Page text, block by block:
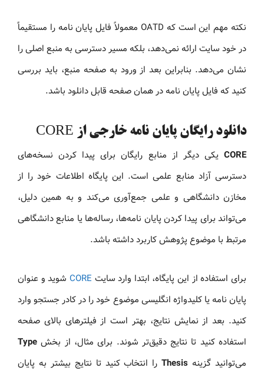
نکته مهم این است که OATD معمولاً فایل پایان نامه را مستقیماً
در خود سایت ارائه نمی‌دهد، بلکه مسیر دسترسی به منبع اصلی را
نشان می‌دهد. بنابراین بعد از ورود به صفحه منبع، باید بررسی
کنید که فایل پایان نامه در همان صفحه قابل دانلود باشد.
دانلود رایگان پایان نامه خارجی از CORE
CORE یکی دیگر از منابع رایگان برای پیدا کردن نسخه‌های
دسترسی آزاد منابع علمی است. این پایگاه اطلاعات خود را از
مخازن دانشگاهی و علمی جمع‌آوری می‌کند و به همین دلیل،
می‌تواند برای پیدا کردن پایان نامه‌ها، رساله‌ها یا منابع دانشگاهی
مرتبط با موضوع پژوهش کاربرد داشته باشد.
برای استفاده از این پایگاه، ابتدا وارد سایت CORE شوید و عنوان
پایان نامه یا کلیدواژه انگلیسی موضوع خود را در کادر جستجو وارد
کنید. بعد از نمایش نتایج، بهتر است از فیلترهای بالای صفحه
استفاده کنید تا نتایج دقیق‌تر شوند. برای مثال، از بخش Type
می‌توانید گزینه Thesisرا انتخاب کنید تا نتایج بیشتر به پایان